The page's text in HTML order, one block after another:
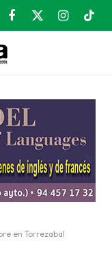
Facebook
X
Instagram
en Torrezabal